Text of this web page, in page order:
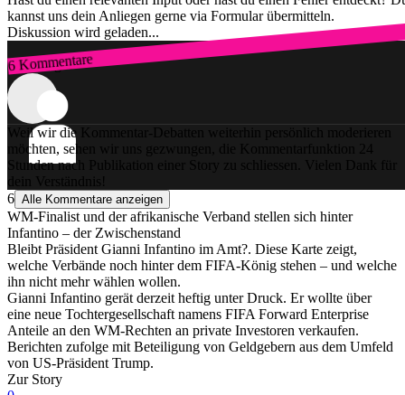
kannst uns dein Anliegen gerne via Formular übermitteln.
Diskussion wird geladen...
6 Kommentare
Zum Login
Weil wir die Kommentar-Debatten weiterhin persönlich moderieren
möchten, sehen wir uns gezwungen, die Kommentarfunktion 24
Stunden nach Publikation einer Story zu schliessen. Vielen Dank für
dein Verständnis!
6 Alle Kommentare anzeigen
WM-Finalist und der afrikanische Verband stellen sich hinter
Infantino – der Zwischenstand
Bleibt Präsident Gianni Infantino im Amt?. Diese Karte zeigt,
welche Verbände noch hinter dem FIFA-König stehen – und welche
ihn nicht mehr wählen wollen.
Gianni Infantino gerät derzeit heftig unter Druck. Er wollte über
eine neue Tochtergesellschaft namens FIFA Forward Enterprise
Anteile an den WM-Rechten an private Investoren verkaufen.
Berichten zufolge mit Beteiligung von Geldgebern aus dem Umfeld
von US-Präsident Trump.
Zur Story